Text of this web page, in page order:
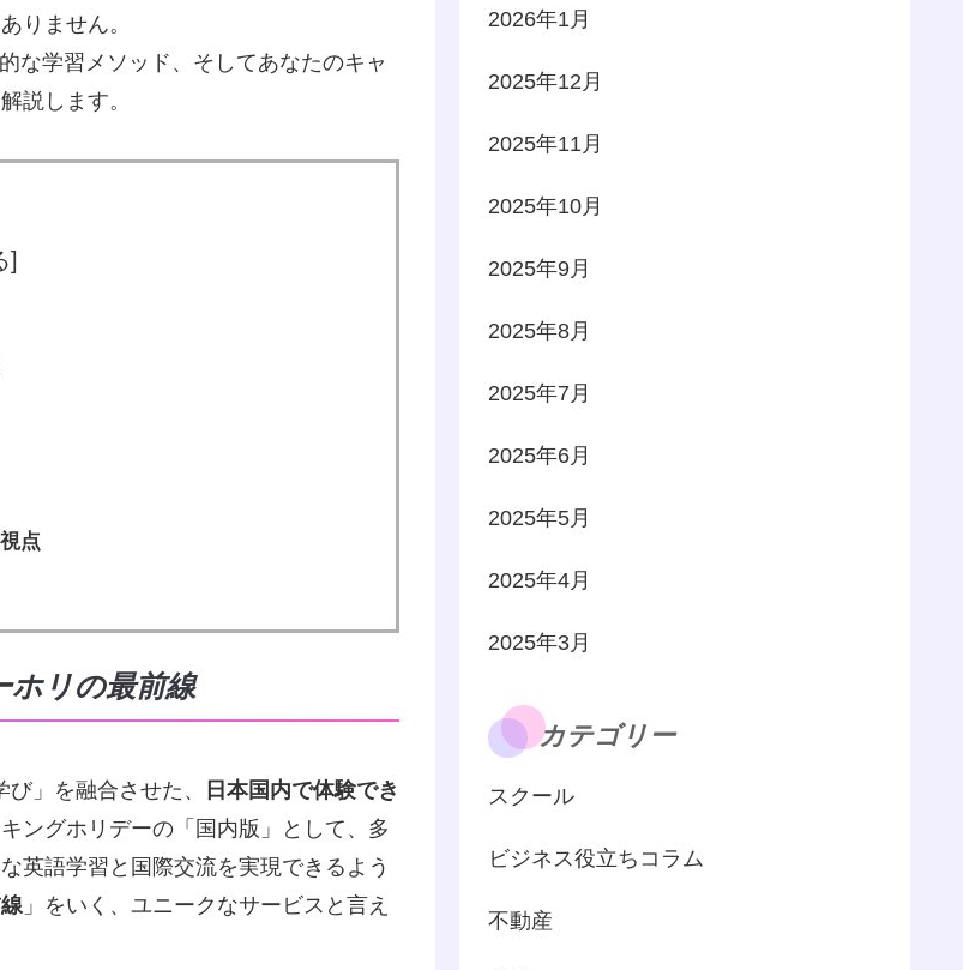
りません。
な学習メソッド、そしてあなたのキャ
説します。
点
ホリの最前線
」を融合させた、
日本国内で体験でき
ングホリデーの「国内版」として、多
英語学習と国際交流を実現できるよう
」をいく、ユニークなサービスと言え
2026年1月
2025年12月
2025年11月
2025年10月
2025年9月
2025年8月
2025年7月
2025年6月
2025年5月
2025年4月
2025年3月
カテゴリー
スクール
ビジネス役立ちコラム
不動産